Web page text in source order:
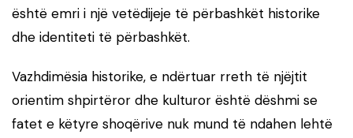
është emri i një vetëdijeje të përbashkët historike
dhe identiteti të përbashkët.
Vazhdimësia historike, e ndërtuar rreth të njëjtit
orientim shpirtëror dhe kulturor është dëshmi se
fatet e këtyre shoqërive nuk mund të ndahen lehtë